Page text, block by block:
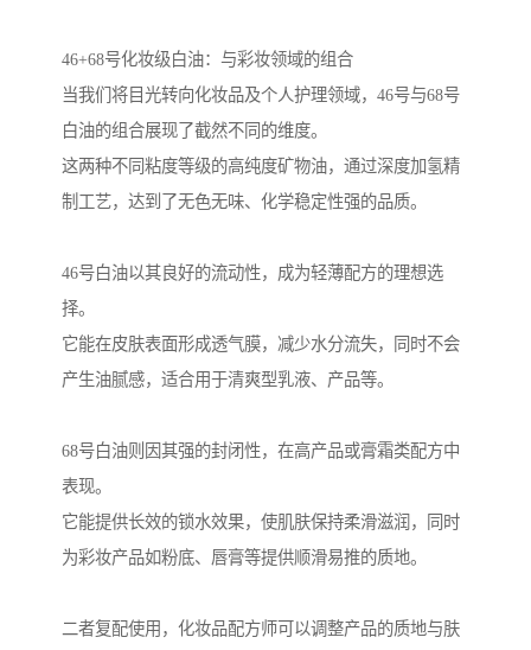
46+68号化妆级白油：与彩妆领域的组合
当我们将目光转向化妆品及个人护理领域，46号与68号
白油的组合展现了截然不同的维度。
这两种不同粘度等级的高纯度矿物油，通过深度加氢精
制工艺，达到了无色无味、化学稳定性强的品质。
46号白油以其良好的流动性，成为轻薄配方的理想选
择。
它能在皮肤表面形成透气膜，减少水分流失，同时不会
产生油腻感，适合用于清爽型乳液、产品等。
68号白油则因其强的封闭性，在高产品或膏霜类配方中
表现。
它能提供长效的锁水效果，使肌肤保持柔滑滋润，同时
为彩妆产品如粉底、唇膏等提供顺滑易推的质地。
二者复配使用，化妆品配方师可以调整产品的质地与肤